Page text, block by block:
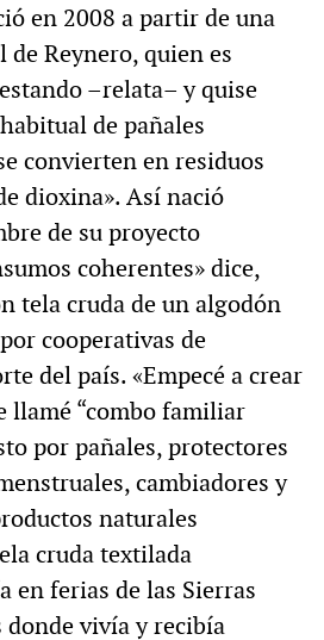
en 2008 a partir de una
Reynero, quien es
–relata– y quise
de pañales
convierten en residuos
dioxina». Así nació
de su proyecto
coherentes» dice,
tela cruda de un algodón
cooperativas de
del país. «Empecé a crear
llamé “combo familiar
por pañales, protectores
cambiadores y
naturales
cruda textilada
en ferias de las Sierras
donde vivía y recibía